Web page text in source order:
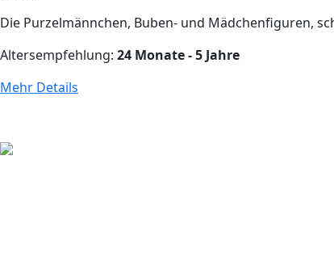
Die Purzelmännchen, Buben- und Mädchenfiguren,
Altersempfehlung: 24 Monate - 5 Jahre
Mehr Details